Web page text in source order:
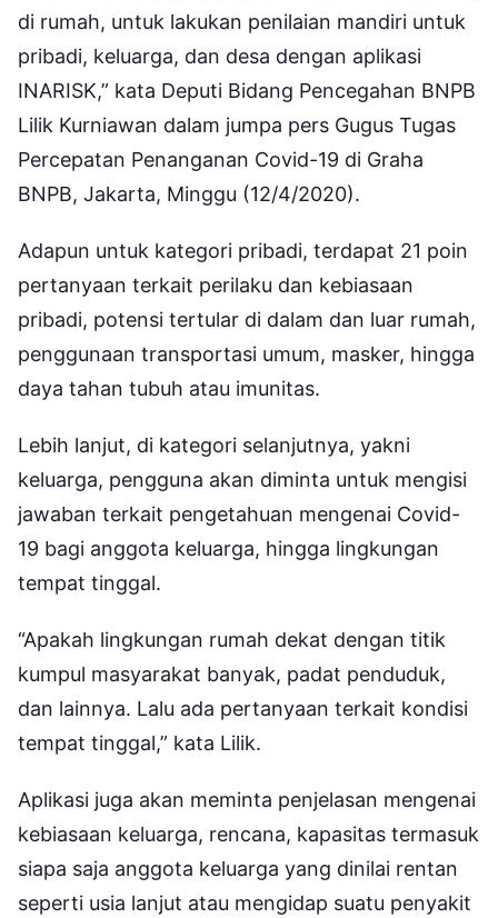
di rumah, untuk lakukan penilaian mandiri untuk
pribadi, keluarga, dan desa dengan aplikasi
INARISK,” kata Deputi Bidang Pencegahan BNPB
Lilik Kurniawan dalam jumpa pers Gugus Tugas
Percepatan Penanganan Covid-19 di Graha
BNPB, Jakarta, Minggu (12/4/2020).
Adapun untuk kategori pribadi, terdapat 21 poin
pertanyaan terkait perilaku dan kebiasaan
pribadi, potensi tertular di dalam dan luar rumah,
penggunaan transportasi umum, masker, hingga
daya tahan tubuh atau imunitas.
Lebih lanjut, di kategori selanjutnya, yakni
keluarga, pengguna akan diminta untuk mengisi
jawaban terkait pengetahuan mengenai Covid-
19 bagi anggota keluarga, hingga lingkungan
tempat tinggal.
“Apakah lingkungan rumah dekat dengan titik
kumpul masyarakat banyak, padat penduduk,
dan lainnya. Lalu ada pertanyaan terkait kondisi
tempat tinggal,” kata Lilik.
Aplikasi juga akan meminta penjelasan mengenai
kebiasaan keluarga, rencana, kapasitas termasuk
siapa saja anggota keluarga yang dinilai rentan
seperti usia lanjut atau mengidap suatu penyakit